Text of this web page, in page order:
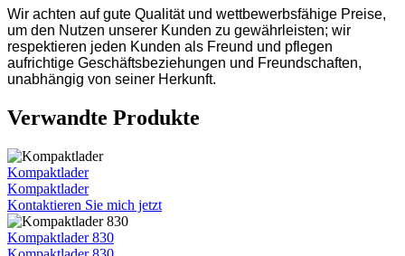
Wir achten auf gute Qualität und wettbewerbsfähige Preise,
um den Nutzen unserer Kunden zu gewährleisten; wir
respektieren jeden Kunden als Freund und pflegen
aufrichtige Geschäftsbeziehungen und Freundschaften,
unabhängig von seiner Herkunft.
Verwandte Produkte
Kompaktlader
Kompaktlader
Kontaktieren Sie mich jetzt
Kompaktlader 830